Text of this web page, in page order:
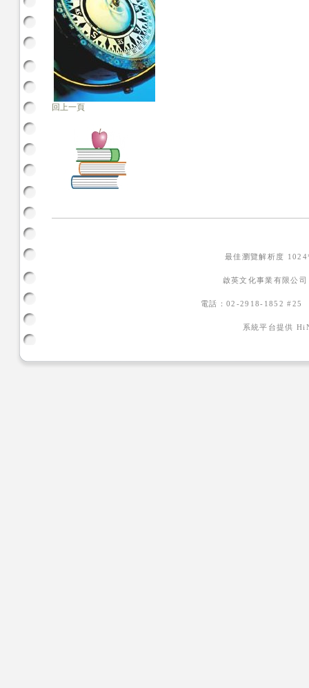
回上一頁
最佳瀏覽解析度
啟英文化事業有限公
電話：02-2918-1852
系統平台提供